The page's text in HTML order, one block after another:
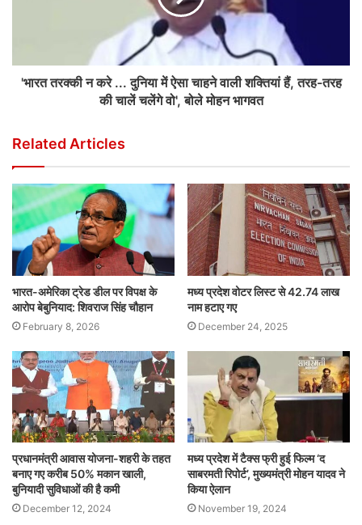
'भारत तरक्की न करे ... दुनिया में ऐसा चाहने वाली शक्तियां हैं, तरह-तरह
की चालें चलेंगे वो', बोले मोहन भागवत
Related Articles
भारत-अमेरिका ट्रेड डील पर विपक्ष के
आरोप बेबुनियाद: शिवराज सिंह चौहान
February 8, 2026
मध्य प्रदेश वोटर लिस्ट से 42.74 लाख
नाम हटाए गए
December 24, 2025
प्रधानमंत्री आवास योजना-शहरी के तहत
बनाए गए करीब 50% मकान खाली,
बुनियादी सुविधाओं की है कमी
December 12, 2024
मध्य प्रदेश में टैक्स फ्री हुई फिल्म ‘द
साबरमती रिपोर्ट’, मुख्यमंत्री मोहन यादव ने
किया ऐलान
November 19, 2024